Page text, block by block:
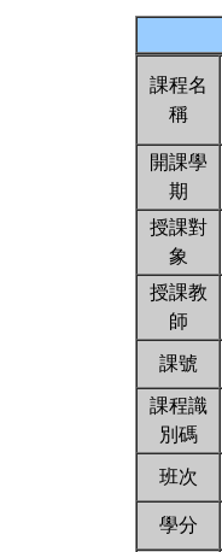
課程名
稱
開課學
期
授課對
象
授課教
師
課號
課程識
別碼
班次
學分